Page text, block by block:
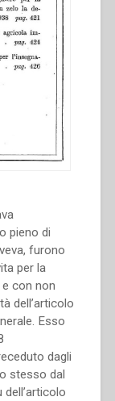
pieno di
furono
per la
con non
dell’articolo
Esso
dagli
stesso dal